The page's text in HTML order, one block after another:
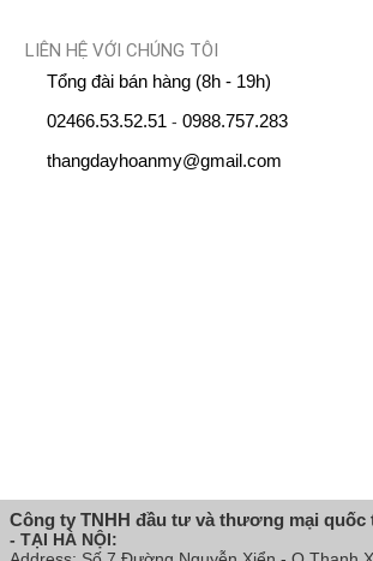
LIÊN HỆ VỚI CHÚNG TÔI
Tổng đài bán hàng (8h - 19h)
02466.53.52.51 - 0988.757.283
thangdayhoanmy@gmail.com
Công ty TNHH đầu tư và thương mại quốc
- TẠI HÀ NỘI: